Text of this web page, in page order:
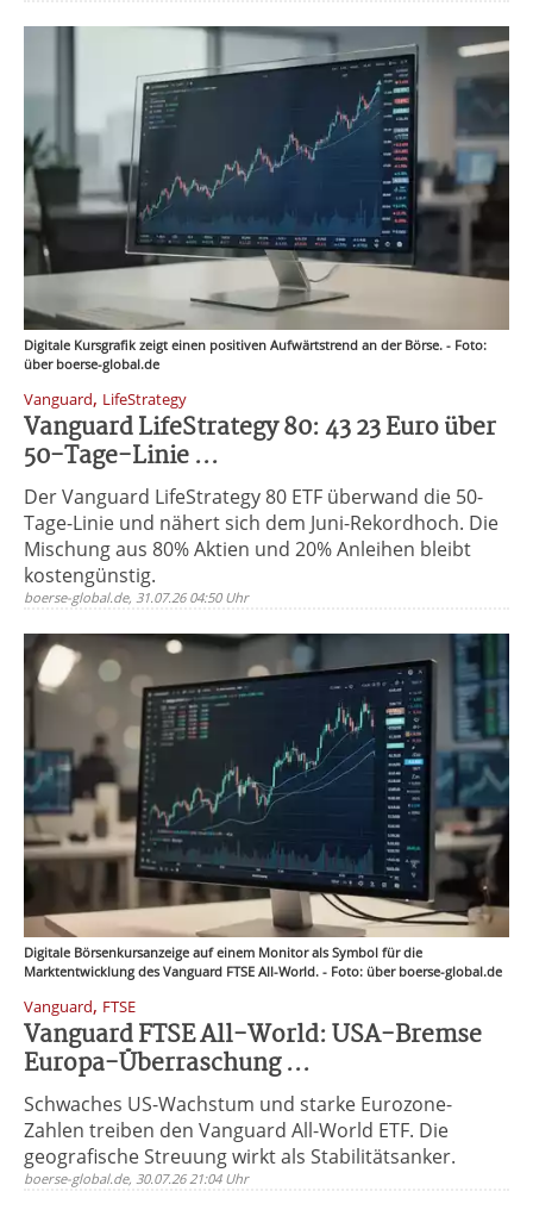
Digitale Kursgrafik zeigt einen positiven Aufwärtstrend an der Börse. - Foto:
über boerse-global.de
Vanguard, LifeStrategy
Vanguard LifeStrategy 80: 43 23 Euro über
50-Tage-Linie ...
Der Vanguard LifeStrategy 80 ETF überwand die 50-
Tage-Linie und nähert sich dem Juni-Rekordhoch. Die
Mischung aus 80% Aktien und 20% Anleihen bleibt
kostengünstig.
boerse-global.de, 31.07.26 04:50 Uhr
Digitale Börsenkursanzeige auf einem Monitor als Symbol für die
Marktentwicklung des Vanguard FTSE All-World. - Foto: über boerse-global.de
Vanguard, FTSE
Vanguard FTSE All-World: USA-Bremse
Europa-Überraschung ...
Schwaches US-Wachstum und starke Eurozone-
Zahlen treiben den Vanguard All-World ETF. Die
geografische Streuung wirkt als Stabilitätsanker.
boerse-global.de, 30.07.26 21:04 Uhr